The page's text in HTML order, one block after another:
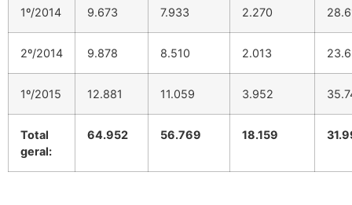
1º/2014 9.673 7.933 2.270
2º/2014 9.878 8.510 2.013
1º/2015 12.881 11.059 3.952
Total
geral:
64.952 56.769 18.159